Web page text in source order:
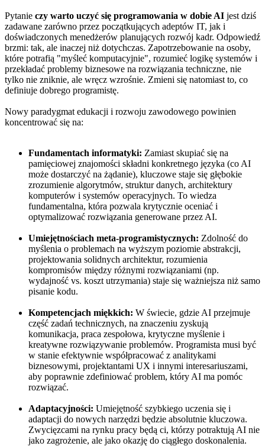
Pytanie czy warto uczyć się programowania w dobie AI jest dziś
zadawane zarówno przez początkujących adeptów IT, jak i
doświadczonych menedżerów planujących rozwój kadr. Odpowiedź
brzmi: tak, ale inaczej niż dotychczas. Zapotrzebowanie na osoby,
które potrafią "myśleć komputacyjnie", rozumieć logikę systemów i
przekładać problemy biznesowe na rozwiązania techniczne, nie
tylko nie zniknie, ale wręcz wzrośnie. Zmieni się natomiast to, co
definiuje dobrego programistę.
Nowy paradygmat edukacji i rozwoju zawodowego powinien
koncentrować się na:
Fundamentach informatyki: Zamiast skupiać się na
pamięciowej znajomości składni konkretnego języka (co AI
może dostarczyć na żądanie), kluczowe staje się głębokie
zrozumienie algorytmów, struktur danych, architektury
komputerów i systemów operacyjnych. To wiedza
fundamentalna, która pozwala krytycznie oceniać i
optymalizować rozwiązania generowane przez AI.
Umiejętnościach meta-programistycznych: Zdolność do
myślenia o problemach na wyższym poziomie abstrakcji,
projektowania solidnych architektur, rozumienia
kompromisów między różnymi rozwiązaniami (np.
wydajność vs. koszt utrzymania) staje się ważniejsza niż samo
pisanie kodu.
Kompetencjach miękkich: W świecie, gdzie AI przejmuje
część zadań technicznych, na znaczeniu zyskują
komunikacja, praca zespołowa, krytyczne myślenie i
kreatywne rozwiązywanie problemów. Programista musi być
w stanie efektywnie współpracować z analitykami
biznesowymi, projektantami UX i innymi interesariuszami,
aby poprawnie zdefiniować problem, który AI ma pomóc
rozwiązać.
Adaptacyjności: Umiejętność szybkiego uczenia się i
adaptacji do nowych narzędzi będzie absolutnie kluczowa.
Zwycięzcami na rynku pracy będą ci, którzy potraktują AI nie
jako zagrożenie, ale jako okazję do ciągłego doskonalenia.